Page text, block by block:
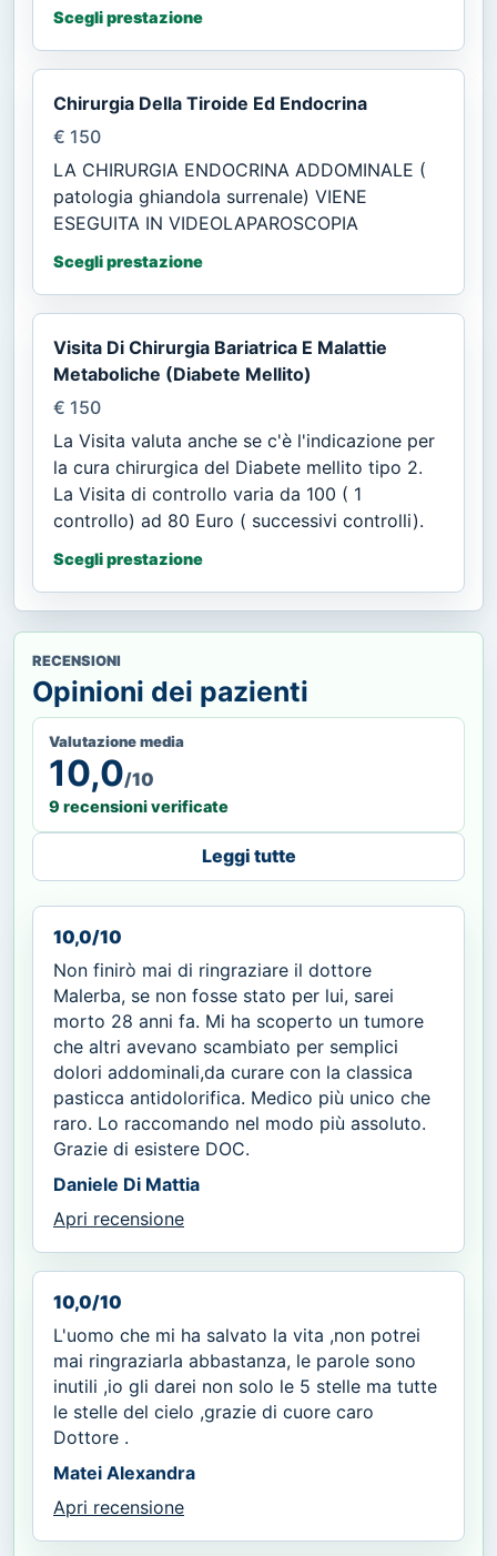
Scegli prestazione
Chirurgia Della Tiroide Ed Endocrina
€ 150
LA CHIRURGIA ENDOCRINA ADDOMINALE (
patologia ghiandola surrenale) VIENE
ESEGUITA IN VIDEOLAPAROSCOPIA
Scegli prestazione
Visita Di Chirurgia Bariatrica E Malattie
Metaboliche (Diabete Mellito)
€ 150
La Visita valuta anche se c'è l'indicazione per
la cura chirurgica del Diabete mellito tipo 2.
La Visita di controllo varia da 100 ( 1
controllo) ad 80 Euro ( successivi controlli).
Scegli prestazione
RECENSIONI
Opinioni dei pazienti
Valutazione media
10,0/10
9 recensioni verificate
Leggi tutte
10,0/10
Non finirò mai di ringraziare il dottore
Malerba, se non fosse stato per lui, sarei
morto 28 anni fa. Mi ha scoperto un tumore
che altri avevano scambiato per semplici
dolori addominali,da curare con la classica
pasticca antidolorifica. Medico più unico che
raro. Lo raccomando nel modo più assoluto.
Grazie di esistere DOC.
Daniele Di Mattia
Apri recensione
10,0/10
L'uomo che mi ha salvato la vita ,non potrei
mai ringraziarla abbastanza, le parole sono
inutili ,io gli darei non solo le 5 stelle ma tutte
le stelle del cielo ,grazie di cuore caro
Dottore .
Matei Alexandra
Apri recensione